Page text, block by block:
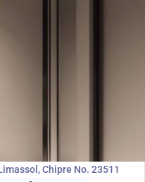
Chipre No. 23511